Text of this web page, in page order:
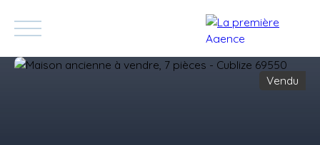
Vendu